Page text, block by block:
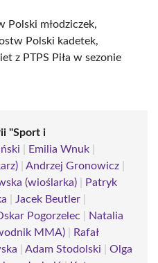
Polski młodziczek,
Polski kadetek,
z PTPS Piła w sezonie
"Sport i
Emilia Wnuk
Andrzej Gronowicz
(wioślarka)
Patryk
Jacek Beutler
Pogorzelec
Natalia
MMA)
Rafał
Adam Stodolski
Olga